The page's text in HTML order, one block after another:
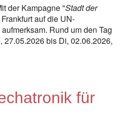
der Kampagne "Stadt der
auf die UN-
Rund um den Tag
27.05.2026 bis Di, 02.06.2026,
für